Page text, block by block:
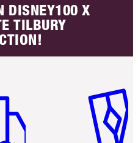
DISNEY100 X
TILBURY